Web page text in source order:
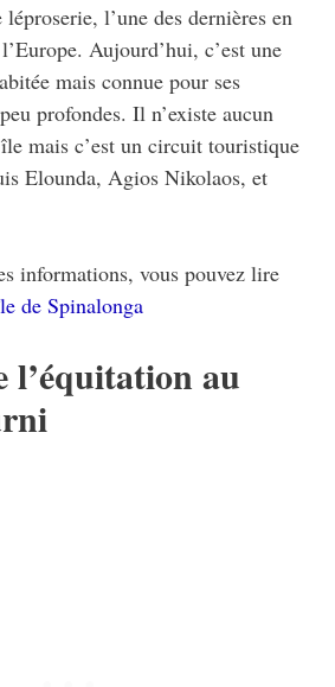
l’une des dernières en
Aujourd’hui, c’est une
mais connue pour ses
profondes. Il n’existe aucun
mais c’est un circuit touristique
Elounda, Agios Nikolaos, et
informations, vous pouvez lire
de Spinalonga
l’équitation au